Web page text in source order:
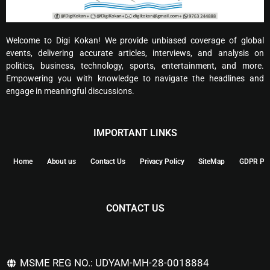
Welcome to Digi Kokan! We provide unbiased coverage of global
events, delivering accurate articles, interviews, and analysis on
politics, business, technology, sports, entertainment, and more.
Empowering you with knowledge to navigate the headlines and
engage in meaningful discussions.
IMPORTANT LINKS
Home About us Contact Us Privacy Policy SiteMap GDPR
CONTACT US
MSME REG NO.: UDYAM-MH-28-0018884